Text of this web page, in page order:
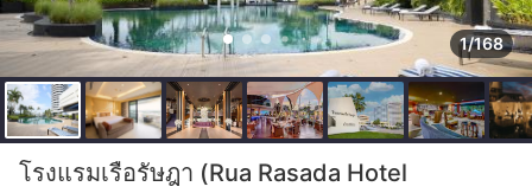
1/168
โรงแรมเรือรัษฎา (Rua Rasada Hotel